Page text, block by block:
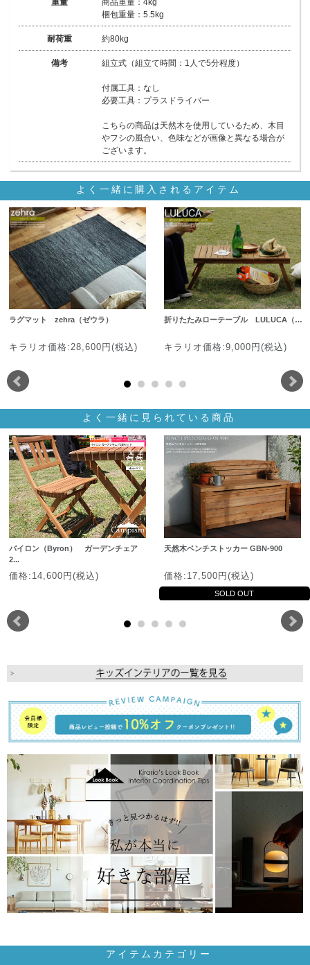
重量
商品重量：4kg
梱包重量：5.5kg
耐荷重 約80kg
備考 組立式（組立て時間：1人で5分程度）
付属工具：なし
必要工具：プラスドライバー
こちらの商品は天然木を使用しているため、木目
やフシの風合い、色味などが画像と異なる場合が
ございます。
よく一緒に購入されるアイテム
ラグマット zehra（ゼウラ）
キラリオ価格:28,600円(税込)
折りたたみローテーブル LULUCA（…
キラリオ価格:9,000円(税込)
よく一緒に見られている商品
バイロン（Byron） ガーデンチェア
2...
価格:14,600円(税込)
天然木ベンチストッカー GBN-900
価格:17,500円(税込)
SOLD OUT
アイテムカテゴリー